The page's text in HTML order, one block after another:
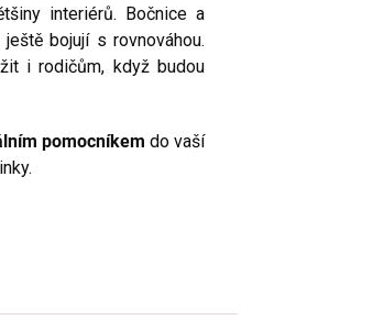
interiérů. Bočnice a
bojují s rovnováhou.
i rodičům, když budou
pomocníkem do vaší